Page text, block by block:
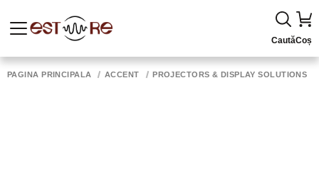
CautăCoș
PAGINA PRINCIPALĂ ACCENT PROJECTORS & DISPLAY SOLUTIONS